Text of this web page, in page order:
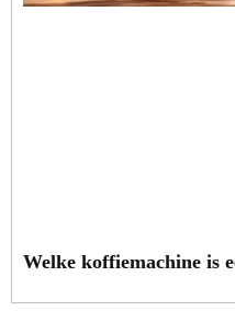
Welke koffiemachine is